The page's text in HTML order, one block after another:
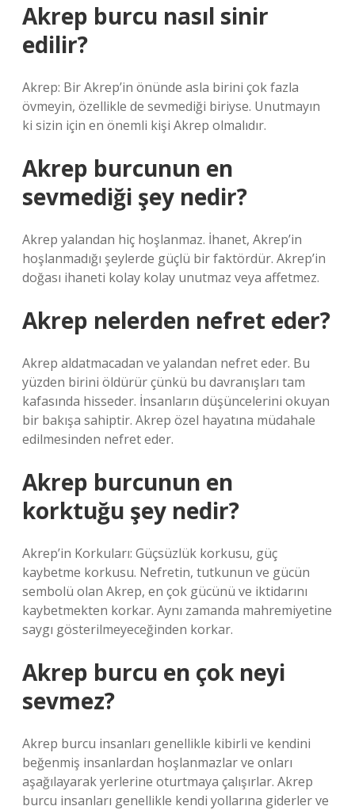
Akrep burcu nasıl sinir
edilir?
Akrep: Bir Akrep’in önünde asla birini çok fazla
övmeyin, özellikle de sevmediği biriyse. Unutmayın
ki sizin için en önemli kişi Akrep olmalıdır.
Akrep burcunun en
sevmediği şey nedir?
Akrep yalandan hiç hoşlanmaz. İhanet, Akrep’in
hoşlanmadığı şeylerde güçlü bir faktördür. Akrep’in
doğası ihaneti kolay kolay unutmaz veya affetmez.
Akrep nelerden nefret eder?
Akrep aldatmacadan ve yalandan nefret eder. Bu
yüzden birini öldürür çünkü bu davranışları tam
kafasında hisseder. İnsanların düşüncelerini okuyan
bir bakışa sahiptir. Akrep özel hayatına müdahale
edilmesinden nefret eder.
Akrep burcunun en
korktuğu şey nedir?
Akrep’in Korkuları: Güçsüzlük korkusu, güç
kaybetme korkusu. Nefretin, tutkunun ve gücün
sembolü olan Akrep, en çok gücünü ve iktidarını
kaybetmekten korkar. Aynı zamanda mahremiyetine
saygı gösterilmeyeceğinden korkar.
Akrep burcu en çok neyi
sevmez?
Akrep burcu insanları genellikle kibirli ve kendini
beğenmiş insanlardan hoşlanmazlar ve onları
aşağılayarak yerlerine oturtmaya çalışırlar. Akrep
burcu insanları genellikle kendi yollarına giderler ve